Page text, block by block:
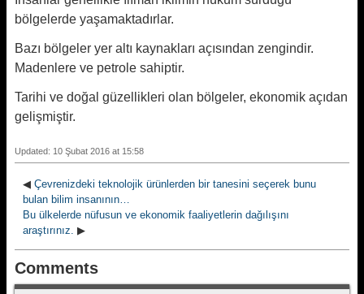
bölgelerde yaşamaktadırlar.
Bazı bölgeler yer altı kaynakları açısından zengindir.
Madenlere ve petrole sahiptir.
Tarihi ve doğal güzellikleri olan bölgeler, ekonomik açıdan
gelişmiştir.
Updated: 10 Şubat 2016 at 15:58
◀ Çevrenizdeki teknolojik ürünlerden bir tanesini seçerek bunu
bulan bilim insanının…
Bu ülkelerde nüfusun ve ekonomik faaliyetlerin dağılışını
araştırınız. ▶
Comments